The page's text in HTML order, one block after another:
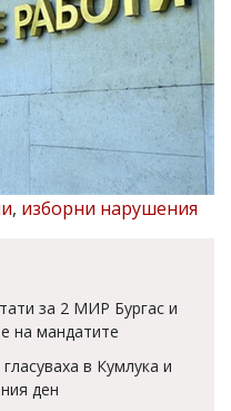
, изборни нарушения
за 2 МИР Бургас и
на мандатите
в Кумлука и
ден